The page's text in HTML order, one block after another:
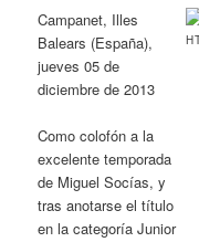
Campanet, Illes
Balears (España),
jueves 05 de
diciembre de 2013
Como colofón a la
excelente temporada
de Miguel Socías, y
tras anotarse el título
en la categoría Junior